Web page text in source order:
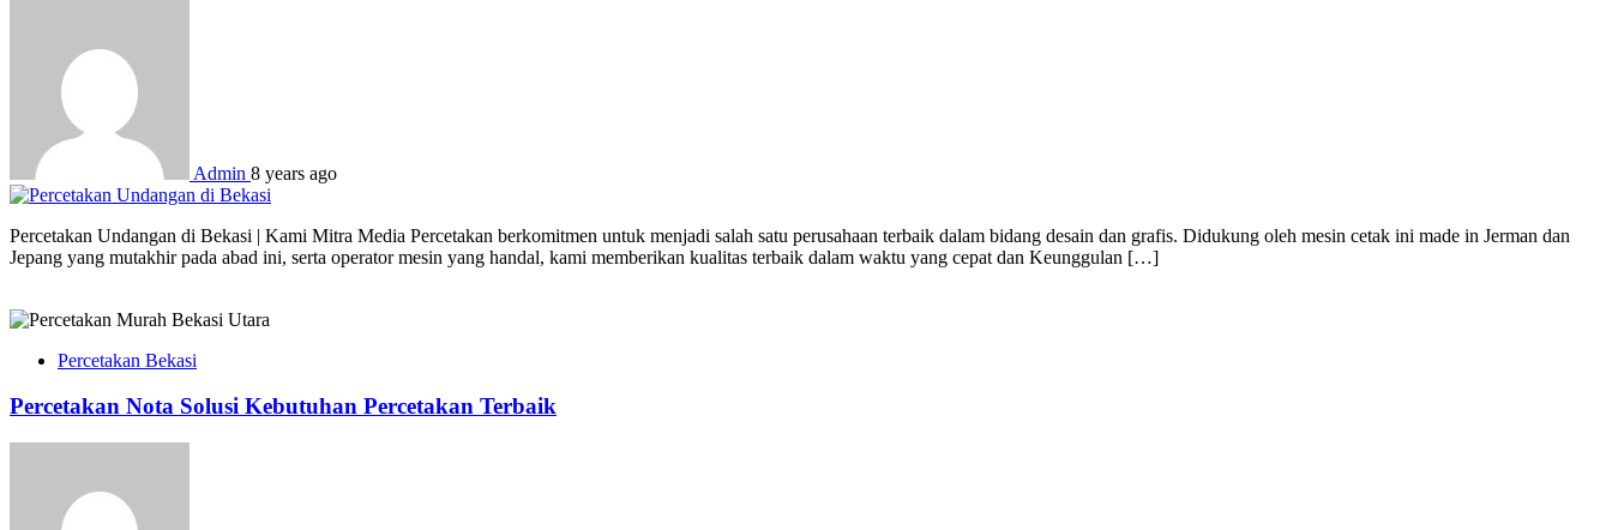
Admin 8 years ago
Percetakan Undangan di Bekasi | Kami Mitra Media Percetakan berkomitmen untuk menjadi salah satu perusahaan terbaik dalam bidang desain dan grafis. Didukung oleh mesin cetak ini made in Jerman dan
Jepang yang mutakhir pada abad ini, serta operator mesin yang handal, kami memberikan kualitas terbaik dalam waktu yang cepat dan Keunggulan […]
Percetakan Bekasi
Percetakan Nota Solusi Kebutuhan Percetakan Terbaik